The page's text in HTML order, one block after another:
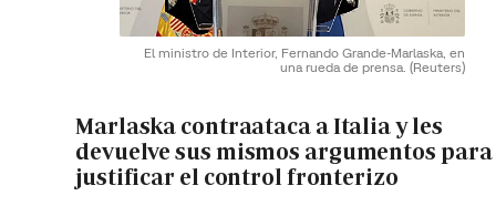
El ministro de Interior, Fernando Grande-Marlaska, en
una rueda de prensa. (Reuters)
Marlaska contraataca a Italia y les
devuelve sus mismos argumentos para
justificar el control fronterizo